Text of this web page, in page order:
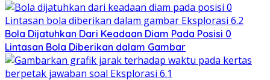
Bola Dijatuhkan Dari Keadaan Diam Pada Posisi 0
Lintasan Bola Diberikan dalam Gambar